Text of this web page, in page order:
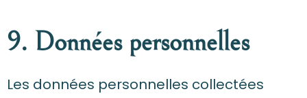
9. Données personnelles
Les données personnelles collectées